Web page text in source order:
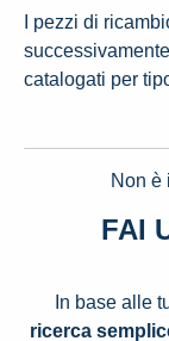
I pezzi di
catalogati per
Non è
FAI
In base alle
ricerca